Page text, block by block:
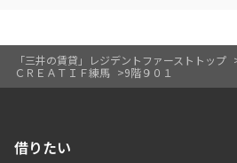
「三井の賃貸」レジデントファーストトップ
ＣＲＥＡＴＩＦ練馬
9階９０１
借りたい